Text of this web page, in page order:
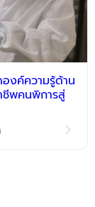
งค์ความรู้ด้าน
ชีพคนพิการสู่